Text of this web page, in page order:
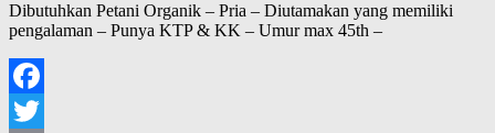
Dibutuhkan Petani Organik – Pria – Diutamakan yang memiliki
pengalaman – Punya KTP & KK – Umur max 45th –
Facebook